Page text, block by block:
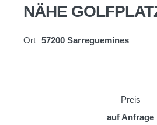
NÄHE
Ort 57200 Sarreguemines
Preis
auf Anfrage